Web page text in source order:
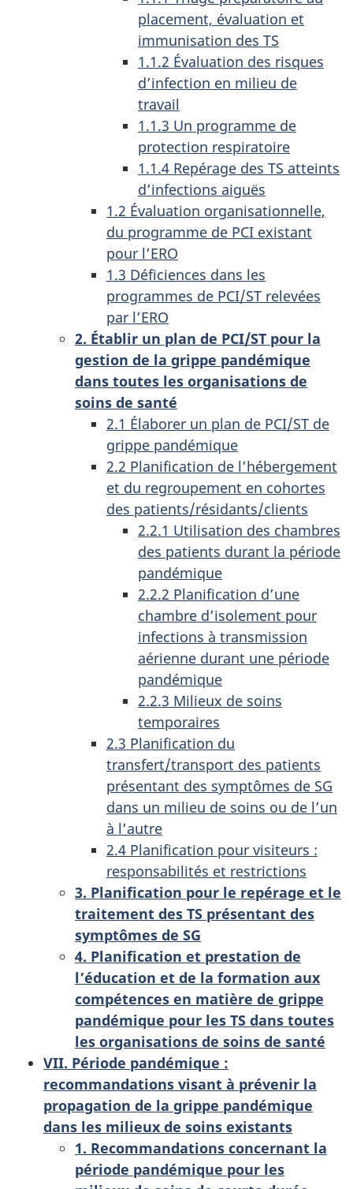
placement, évaluation et
immunisation des TS
1.1.2 Évaluation des risques
d’infection en milieu de
travail
1.1.3 Un programme de
protection respiratoire
1.1.4 Repérage des TS atteints
d’infections aiguës
1.2 Évaluation organisationnelle,
du programme de PCI existant
pour l’ERO
1.3 Déficiences dans les
programmes de PCI/ST relevées
par l’ERO
2. Établir un plan de PCI/ST pour la
gestion de la grippe pandémique
dans toutes les organisations de
soins de santé
2.1 Élaborer un plan de PCI/ST de
grippe pandémique
2.2 Planification de l’hébergement
et du regroupement en cohortes
des patients/résidants/clients
2.2.1 Utilisation des chambres
des patients durant la période
pandémique
2.2.2 Planification d’une
chambre d’isolement pour
infections à transmission
aérienne durant une période
pandémique
2.2.3 Milieux de soins
temporaires
2.3 Planification du
transfert/transport des patients
présentant des symptômes de SG
dans un milieu de soins ou de l’un
à l’autre
2.4 Planification pour visiteurs :
responsabilités et restrictions
3. Planification pour le repérage et le
traitement des TS présentant des
symptômes de SG
4. Planification et prestation de
l’éducation et de la formation aux
compétences en matière de grippe
pandémique pour les TS dans toutes
les organisations de soins de santé
VII. Période pandémique :
recommandations visant à prévenir la
propagation de la grippe pandémique
dans les milieux de soins existants
1. Recommandations concernant la
période pandémique pour les